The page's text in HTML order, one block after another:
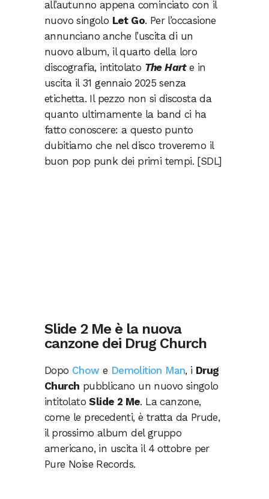
all’autunno appena cominciato con il
nuovo singolo Let Go. Per l’occasione
annunciano anche l’uscita di un
nuovo album, il quarto della loro
discografia, intitolato The Harte in
uscita il 31 gennaio 2025 senza
etichetta. Il pezzo non si discosta da
quanto ultimamente la band ci ha
fatto conoscere: a questo punto
dubitiamo che nel disco troveremo il
buon pop punk dei primi tempi. [SDL]
Slide 2 Me è la nuova
canzone dei Drug Church
Dopo Chow e Demolition Man, i Drug
Church pubblicano un nuovo singolo
intitolatoSlide 2 Me. La canzone,
come le precedenti, è tratta da Prude,
il prossimo album del gruppo
americano, in uscita il 4 ottobre per
Pure Noise Records.